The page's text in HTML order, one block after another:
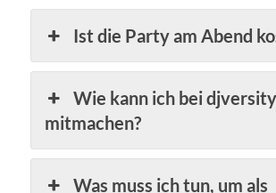
Ist die Party am Abend
Wie kann ich bei
mitmachen?
Was muss ich tun, um als